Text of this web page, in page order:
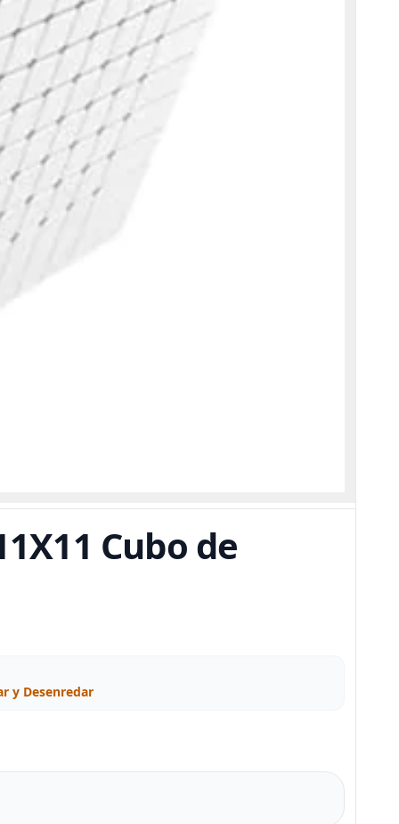
Cubo de
y Desenredar